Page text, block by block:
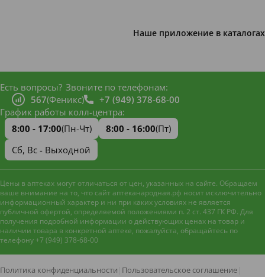
Наше приложение в каталогах
Есть вопросы? Звоните по телефонам:
567(Феникс)
+7 (949) 378-68-00
График работы колл-центра:
8:00 - 17:00(Пн-Чт) 8:00 - 16:00(Пт)
Сб, Вс - Выходной
Цены в аптеках могут отличаться от цен, указанных на сайте. Обращаем
ваше внимание на то, что сайт аптеканародная.рф носит исключительно
информационный характер и ни при каких условиях не является
публичной офертой, определяемой положениями п. 2 ст. 437 ГК РФ. Для
получения подробной информации о действующих ценах на товар и
наличии товара в конкретной аптеке, пожалуйста, обращайтесь по
телефону +7 (949) 378-68-00
Политика конфиденциальности Пользовательское соглашение
Наш сайт использует файлы
улучшения работы и анализа